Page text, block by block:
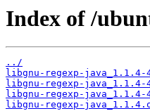
Index of /
../
libgnu-regexp-
libgnu-regexp-java_1.1.4-
libgnu-regexp-java_1.1.4-
libgnu-regexp-